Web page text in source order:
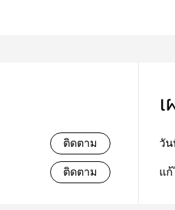
ติดตาม
ติดตาม
วัน
แก้